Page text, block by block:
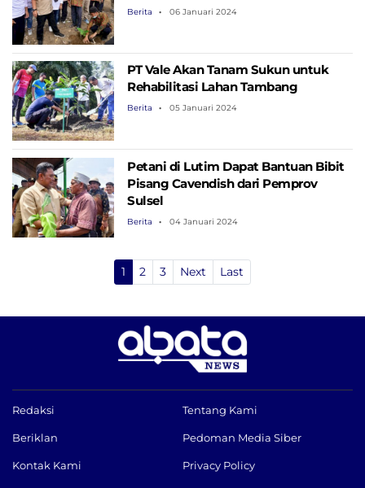
Berita 06 Januari 2024
PT Vale Akan Tanam Sukun untuk
Rehabilitasi Lahan Tambang
Berita 05 Januari 2024
Petani di Lutim Dapat Bantuan Bibit
Pisang Cavendish dari Pemprov
Sulsel
Berita 04 Januari 2024
1 2 3 Next Last
Redaksi Tentang Kami
Beriklan Pedoman Media Siber
Kontak Kami Privacy Policy